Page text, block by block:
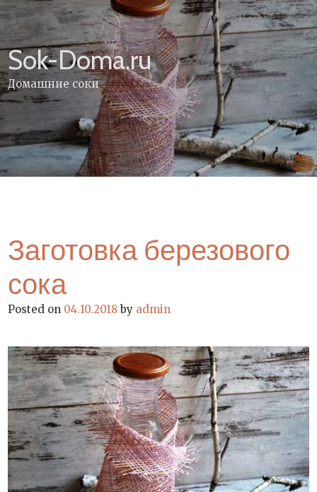
Skip
to
content
Sok-Doma.ru
Домашние соки
Заготовка березового
сока
Posted on 04.10.2018by admin